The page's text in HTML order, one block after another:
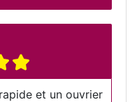
et un ouvrier